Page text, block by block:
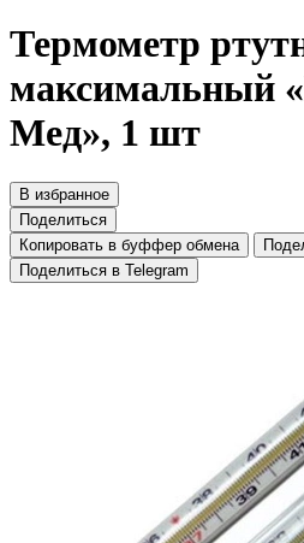
Термометр
максимальный
Мед», 1 шт
В избранное
Поделиться
Копировать в буффер обмена
Поделиться в Telegram